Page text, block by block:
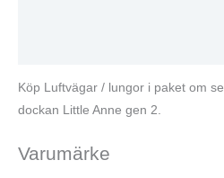
Köp Luftvägar / lungor i paket om
dockan Little Anne gen 2.
Varumärke